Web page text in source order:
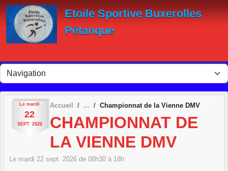
Etoile Sportive Buxerolles
Pétanque
Le mardi
22
SEPT. 2026
Accueil Championnat de la Vienne DMV
CHAMPIONNAT DE
LA VIENNE DMV
Le mardi 22 sept. 2026 de 08h30 à 18h
Panneau de gestion des cookies